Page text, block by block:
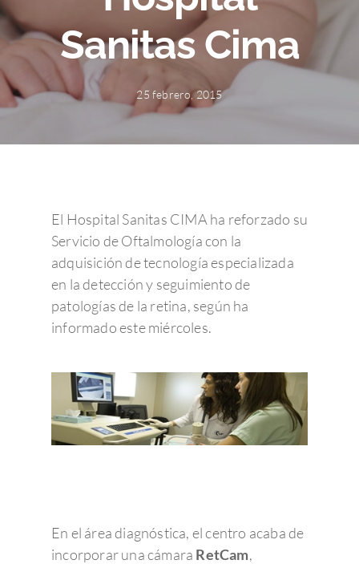
Sanitas Cima
25 febrero, 2015
El Hospital Sanitas CIMA ha reforzado su
Servicio de Oftalmología con la
adquisición de tecnología especializada
en la detección y seguimiento de
patologías de la retina, según ha
informado este miércoles.
En el área diagnóstica, el centro acaba de
incorporar una cámara RetCam,